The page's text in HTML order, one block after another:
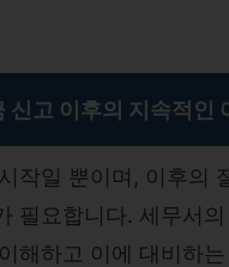
신고 이후의 지속적인
작일 뿐이며, 이후의
필요합니다. 세무서
해하고 이에 대비하